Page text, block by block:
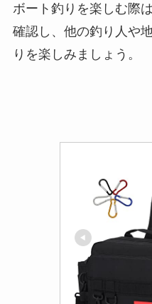
ボート釣りを楽しむ際
確認し、他の釣り人や
りを楽しみましょう。